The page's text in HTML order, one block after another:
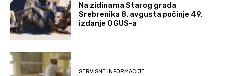
Na zidinama Starog grada
Srebrenika 8. avgusta počinje 49.
izdanje OGUS-a
SERVISNE INFORMACIJE